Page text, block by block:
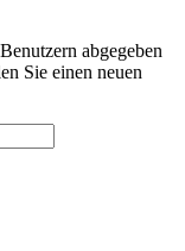
abgegeben
Sie einen neuen